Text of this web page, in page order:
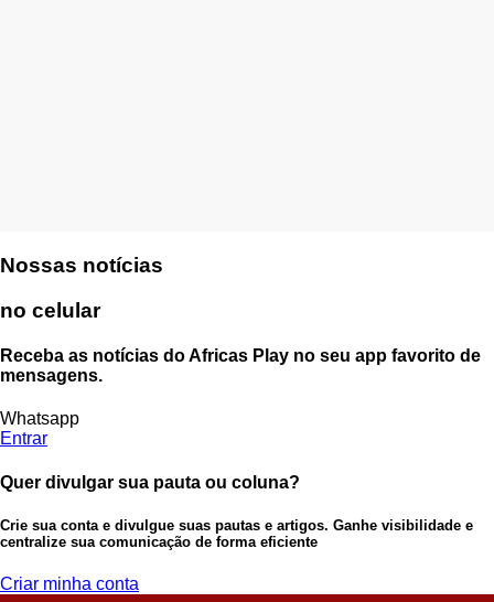
Nossas notícias
no celular
Receba as notícias do Africas Play no seu app favorito de
mensagens.
Whatsapp
Entrar
Quer divulgar sua pauta ou coluna?
Crie sua conta e divulgue suas pautas e artigos. Ganhe visibilidade e
centralize sua comunicação de forma eficiente
Criar minha conta